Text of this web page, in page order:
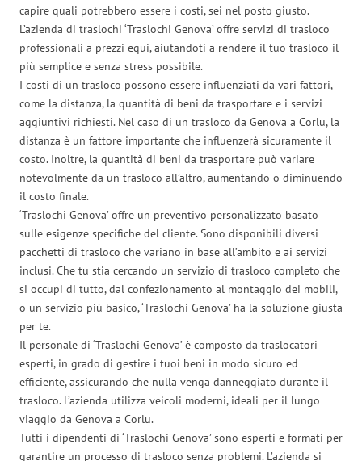
capire quali potrebbero essere i costi, sei nel posto giusto.
L’azienda di traslochi ‘Traslochi Genova’ offre servizi di trasloco
professionali a prezzi equi, aiutandoti a rendere il tuo trasloco il
più semplice e senza stress possibile.
I costi di un trasloco possono essere influenziati da vari fattori,
come la distanza, la quantità di beni da trasportare e i servizi
aggiuntivi richiesti. Nel caso di un trasloco da Genova a Corlu, la
distanza è un fattore importante che influenzerà sicuramente il
costo. Inoltre, la quantità di beni da trasportare può variare
notevolmente da un trasloco all’altro, aumentando o diminuendo
il costo finale.
‘Traslochi Genova’ offre un preventivo personalizzato basato
sulle esigenze specifiche del cliente. Sono disponibili diversi
pacchetti di trasloco che variano in base all’ambito e ai servizi
inclusi. Che tu stia cercando un servizio di trasloco completo che
si occupi di tutto, dal confezionamento al montaggio dei mobili,
o un servizio più basico, ‘Traslochi Genova’ ha la soluzione giusta
per te.
Il personale di ‘Traslochi Genova’ è composto da traslocatori
esperti, in grado di gestire i tuoi beni in modo sicuro ed
efficiente, assicurando che nulla venga danneggiato durante il
trasloco. L’azienda utilizza veicoli moderni, ideali per il lungo
viaggio da Genova a Corlu.
Tutti i dipendenti di ‘Traslochi Genova’ sono esperti e formati per
garantire un processo di trasloco senza problemi. L’azienda si